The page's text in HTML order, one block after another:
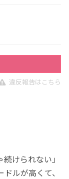
違反報告はこちら
けられない」
ルが高くて、